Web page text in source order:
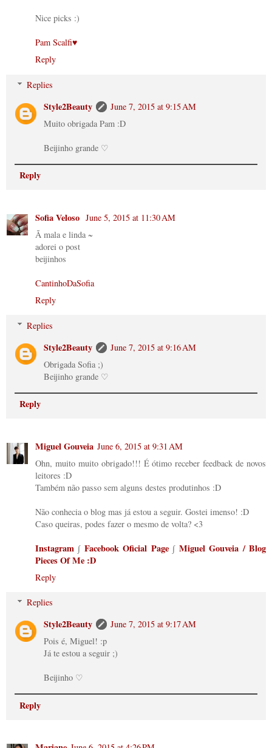
Nice picks :)
Pam Scalfi♥
Reply
Replies
Style2Beauty
June 7, 2015 at 9:15 AM
Muito obrigada Pam :D
Beijinho grande ♡
Reply
Sofia Veloso June 5, 2015 at 11:30 AM
Ã mala e linda ~
adorei o post
beijinhos
CantinhoDaSofia
Reply
Replies
Style2Beauty
June 7, 2015 at 9:16 AM
Obrigada Sofia ;)
Beijinho grande ♡
Reply
Miguel Gouveia June 6, 2015 at 9:31 AM
Ohn, muito muito obrigado!!! É ótimo receber feedback de novos
leitores :D
Também não passo sem alguns destes produtinhos :D
Não conhecia o blog mas já estou a seguir. Gostei imenso! :D
Caso queiras, podes fazer o mesmo de volta? <3
Instagram ∫ Facebook Oficial Page∫ Miguel Gouveia / Blog
Pieces Of Me :D
Reply
Replies
Style2Beauty
June 7, 2015 at 9:17 AM
Pois é, Miguel! :p
Já te estou a seguir ;)
Beijinho ♡
Reply